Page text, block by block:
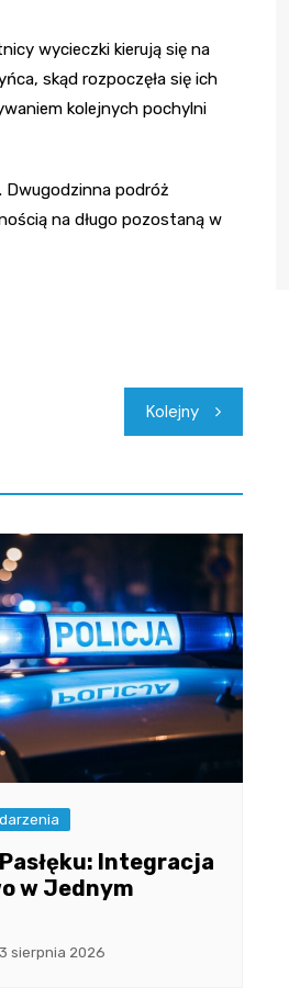
wycieczki kierują się na
skąd rozpoczęła się ich
kolejnych pochylni
Dwugodzinna podróż
na długo pozostaną w
Kolejny
Integracja
w Jednym
3 sierpnia 2026